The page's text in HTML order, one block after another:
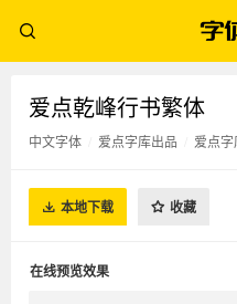
爱点乾峰行书繁体
中文字体 爱点字库出品 爱点字
本地下载 收藏
在线预览效果